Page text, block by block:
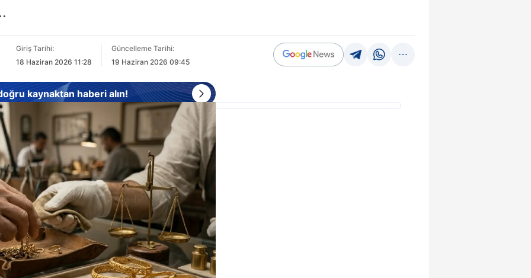
Giriş Tarihi:
18 Haziran 2026 11:28
Güncelleme Tarihi:
19 Haziran 2026 09:45
kaynaktan haberi alın!